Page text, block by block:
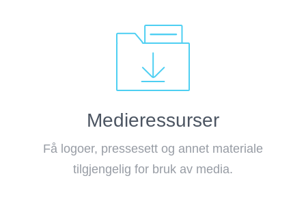
Medieressurser
Få logoer, pressesett og annet materiale
tilgjengelig for bruk av media.